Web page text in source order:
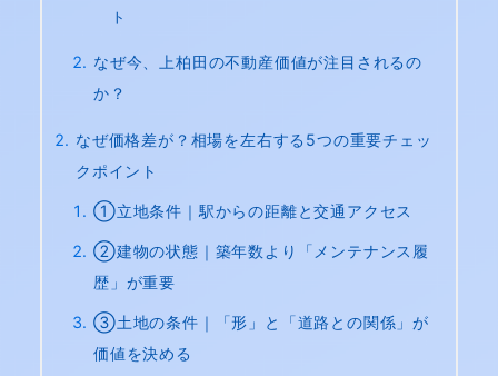
ト
なぜ今、上柏田の不動産価値が注目されるの
か？
なぜ価格差が？相場を左右する5つの重要チェッ
クポイント
①立地条件｜駅からの距離と交通アクセス
②建物の状態｜築年数より「メンテナンス履
歴」が重要
③土地の条件｜「形」と「道路との関係」が
価値を決める